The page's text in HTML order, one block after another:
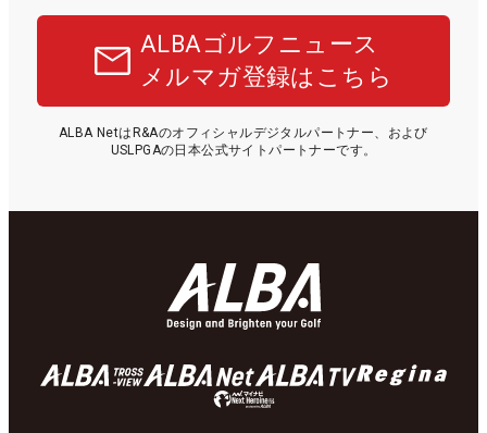
ALBAゴルフニュース
メルマガ登録はこちら
ALBA NetはR&Aのオフィシャルデジタルパートナー、および
USLPGAの日本公式サイトパートナーです。